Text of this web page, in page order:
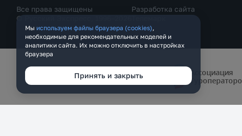
Все права защищены
© Русский Экспресс, 1996–2026
Разработка сайта
Мы используем файлы браузера (cookies),
необходимые для рекомендательных моделей и
аналитики сайта. Их можно отключить в настройках
браузера
Принять и закрыть